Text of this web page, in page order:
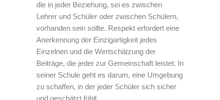
die in jeder Beziehung, sei es zwischen
Lehrer und Schüler oder zwischen Schülern,
vorhanden sein sollte. Respekt erfordert eine
Anerkennung der Einzigartigkeit jedes
Einzelnen und die Wertschätzung der
Beiträge, die jeder zur Gemeinschaft leistet. In
seiner Schule geht es darum, eine Umgebung
zu schaffen, in der jeder Schüler sich sicher